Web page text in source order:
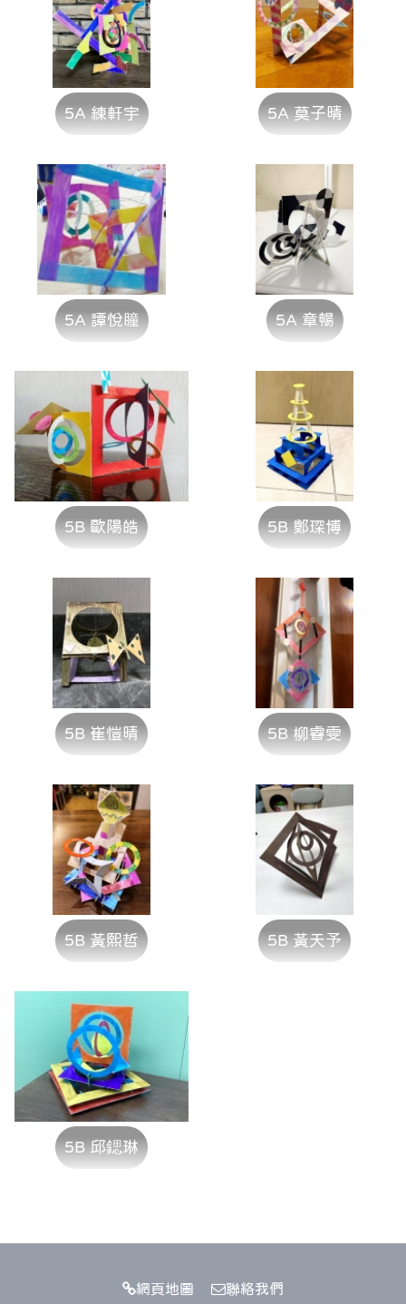
5A 練軒宇 5A 莫子晴
5A 譚悅瞳 5A 章暢
5B 歐陽皓 5B 鄭琛博
5B 崔愷晴 5B 柳睿雯
5B 黃熙哲 5B 黃天予
5B 邱鍶琳
網頁地圖 聯絡我們